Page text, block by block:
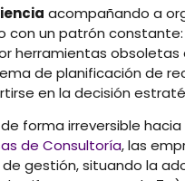
acompañando a
con un patrón
herramientas
de planificación de
en la decisión
forma irreversible
de Consultoría, las
gestión, situando la